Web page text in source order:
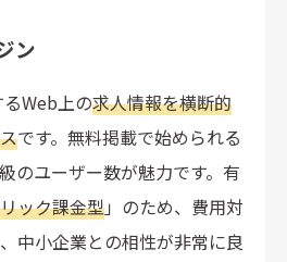
ン
Web上の求人情報を横断的
です。無料掲載で始められる
のユーザー数が魅力です。有
ック課金型」のため、費用対
中小企業との相性が非常に良